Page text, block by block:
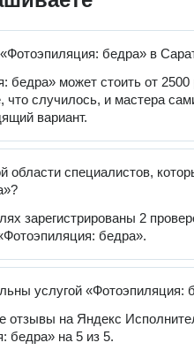
бедра» в
бедра» может стоить от
что случилось, и мастера
вариант.
области специалистов,
зарегистрированы 2
бедра».
услугой «Фотоэпиляция:
отзывы на Яндекс
бедра» на 5 из 5.